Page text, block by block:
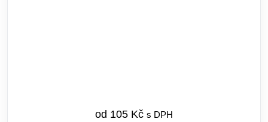
od 105 Kč s DPH